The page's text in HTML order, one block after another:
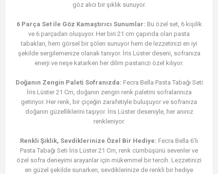
göz alıcı bir şıklık sunuyor.
6 Parça Set ile Göz Kamaştırıcı Sunumlar: Bu özel set, 6 kişilik
ve 6 parçadan oluşuyor. Her biri 21 cm çapında olan pasta
tabakları, hem görsel bir şölen sunuyor hem de lezzetinizi en iyi
şekilde sergilemenize olanak tanıyor. İris Lüster deseni, sofranıza
enerji ve neşe katarken her dilim pastanızı özel kılıyor.
Doğanın Zengin Paleti Sofranızda: Fecra Bella Pasta Tabağı Seti
İris Lüster 21 Cm, doğanın zengin renk paletini sofralarınıza
getiriyor. Her renk, bir çiçeğin zarafetiyle buluşuyor ve sofranıza
doğanın güzelliklerini taşıyor. İris Lüster deseniyle, her anınız
renkleniyor.
Renkli Şıklık, Sevdiklerinize Özel Bir Hediye: Fecra Bella 6'lı
Pasta Tabağı Seti İris Lüster 21 Cm, renk cümbüşünü sevenler ve
özel sofra deneyimi arayanlar için mükemmel bir tercih. Lezzetinizi
en güzel şekilde sunarken, sevdiklerinize de renkli bir hediye